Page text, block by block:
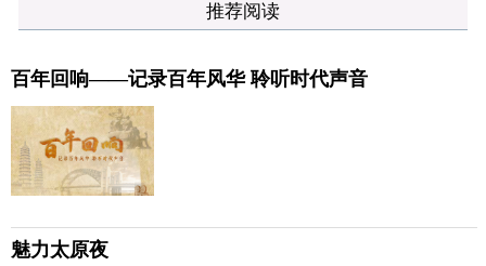
推荐阅读
百年回响——记录百年风华 聆听时代声音
魅力太原夜